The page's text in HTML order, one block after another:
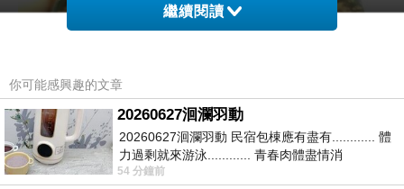
繼續閱讀
你可能感興趣的文章
20260627洄瀾羽動
20260627洄瀾羽動 民宿包棟應有盡有............ 體
力過剩就來游泳............ 青春肉體盡情消
磨............ 晚餐不必
54 分鐘前